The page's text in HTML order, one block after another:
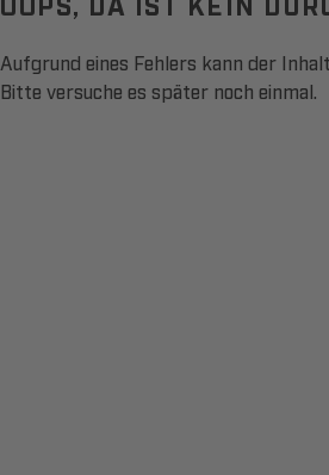
Aufgrund eines Fehlers kann der
Bitte versuche es später noch einmal.